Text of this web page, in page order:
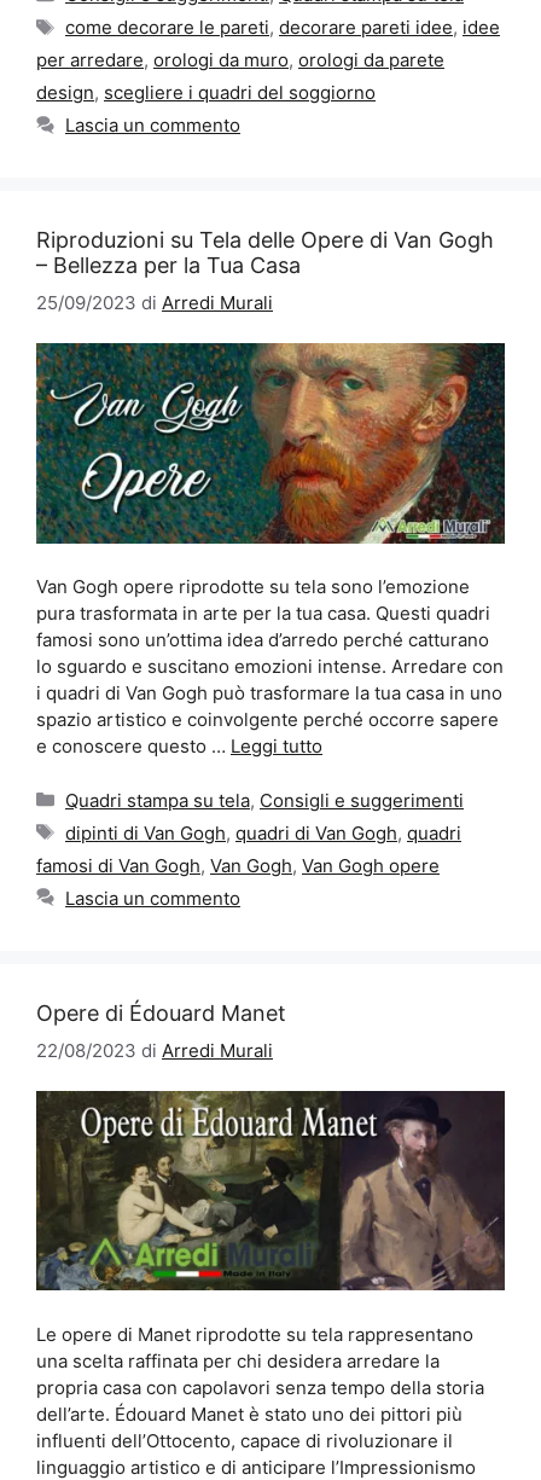
Tag
come decorare le pareti, decorare pareti idee, idee
per arredare, orologi da muro, orologi da parete
design, scegliere i quadri del soggiorno
Lascia un commento
Riproduzioni su Tela delle Opere di Van Gogh
– Bellezza per la Tua Casa
25/09/2023 di Arredi Murali
Van Gogh opere riprodotte su tela sono l’emozione
pura trasformata in arte per la tua casa. Questi quadri
famosi sono un’ottima idea d’arredo perché catturano
lo sguardo e suscitano emozioni intense. Arredare con
i quadri di Van Gogh può trasformare la tua casa in uno
spazio artistico e coinvolgente perché occorre sapere
e conoscere questo … Leggi tutto
Categorie
Quadri stampa su tela, Consigli e suggerimenti
Tag
dipinti di Van Gogh, quadri di Van Gogh, quadri
famosi di Van Gogh, Van Gogh, Van Gogh opere
Lascia un commento
Opere di Édouard Manet
22/08/2023 di Arredi Murali
Le opere di Manet riprodotte su tela rappresentano
una scelta raffinata per chi desidera arredare la
propria casa con capolavori senza tempo della storia
dell’arte. Édouard Manet è stato uno dei pittori più
influenti dell’Ottocento, capace di rivoluzionare il
linguaggio artistico e di anticipare l’Impressionismo